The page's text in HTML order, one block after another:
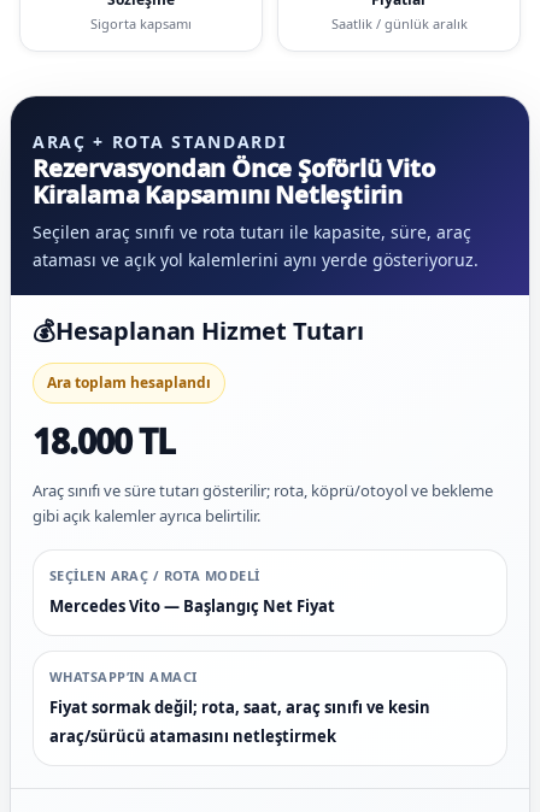
Sigorta kapsamı Saatlik / günlük aralık
ARAÇ + ROTA STANDARDI
Rezervasyondan Önce Şoförlü Vito
Kiralama Kapsamını Netleştirin
Seçilen araç sınıfı ve rota tutarı ile kapasite, süre, araç
ataması ve açık yol kalemlerini aynı yerde gösteriyoruz.
💰Hesaplanan Hizmet Tutarı
Ara toplam hesaplandı
18.000 TL
Araç sınıfı ve süre tutarı gösterilir; rota, köprü/otoyol ve bekleme
gibi açık kalemler ayrıca belirtilir.
SEÇILEN ARAÇ / ROTA MODELI
Mercedes Vito — Başlangıç Net Fiyat
WHATSAPP’IN AMACI
Fiyat sormak değil; rota, saat, araç sınıfı ve kesin
araç/sürücü atamasını netleştirmek